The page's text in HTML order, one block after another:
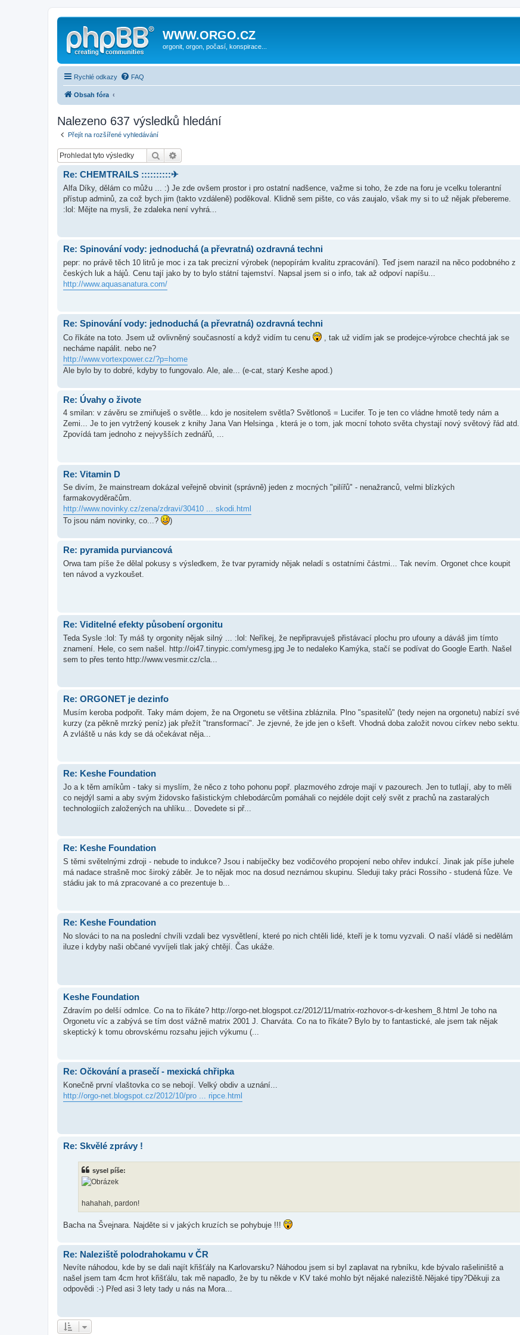
WWW.ORGO.CZ
orgonit, orgon, počasí, konspirace...
Rychlé odkazy FAQ
Obsah fóra
Nalezeno 637 výsledků hledání
Přejít na rozšířené vyhledávání
Hledat
Re: CHEMTRAILS ::::::::::✈
Alfa Díky, dělám co můžu ... :) Je zde ovšem prostor i pro ostatní nadšence, važme si toho, že zde na foru je vcelku tolerantní
přístup adminů, za což bych jim (takto vzdáleně) poděkoval. Klidně sem pište, co vás zaujalo, však my si to už nějak přebereme.
:lol: Mějte na mysli, že zdaleka není vyhrá...
Re: Spinování vody: jednoduchá (a převratná) ozdravná techni
pepr: no právě těch 10 litrů je moc i za tak precizní výrobek (nepopírám kvalitu zpracování). Teď jsem narazil na něco podobného z
českých luk a hájů. Cenu tají jako by to bylo státní tajemství. Napsal jsem si o info, tak až odpoví napíšu...
http://www.aquasanatura.com/
Re: Spinování vody: jednoduchá (a převratná) ozdravná techni
Co říkáte na toto. Jsem už ovlivněný současností a když vidím tu cenu
, tak už vidím jak se prodejce-výrobce chechtá jak se
necháme napálit. nebo ne?
http://www.vortexpower.cz/?p=home
Ale bylo by to dobré, kdyby to fungovalo. Ale, ale... (e-cat, starý Keshe apod.)
Re: Úvahy o živote
4 smilan: v závěru se zmiňuješ o světle... kdo je nositelem světla? Světlonoš = Lucifer. To je ten co vládne hmotě tedy nám a
Zemi... Je to jen vytržený kousek z knihy Jana Van Helsinga , která je o tom, jak mocní tohoto světa chystají nový světový řád atd.
Zpovídá tam jednoho z nejvyšších zednářů, ...
Re: Vitamin D
Se divím, že mainstream dokázal veřejně obvinit (správně) jeden z mocných "pilířů" - nenažranců, velmi blízkých
farmakovyděračům.
http://www.novinky.cz/zena/zdravi/30410 ... skodi.html
To jsou nám novinky, co...?
)
Re: pyramida purviancová
Orwa tam píše že dělal pokusy s výsledkem, že tvar pyramidy nějak neladí s ostatními částmi... Tak nevím. Orgonet chce koupit
ten návod a vyzkoušet.
Re: Viditelné efekty působení orgonitu
Teda Sysle :lol: Ty máš ty orgonity nějak silný ... :lol: Neříkej, že nepřipravuješ přistávací plochu pro ufouny a dáváš jim tímto
znamení. Hele, co sem našel. http://oi47.tinypic.com/ymesg.jpg Je to nedaleko Kamýka, stačí se podívat do Google Earth. Našel
sem to přes tento http://www.vesmir.cz/cla...
Re: ORGONET je dezinfo
Musím keroba podpořit. Taky mám dojem, že na Orgonetu se většina zbláznila. Plno "spasitelů" (tedy nejen na orgonetu) nabízí své
kurzy (za pěkně mrzký peníz) jak přežít "transformaci". Je zjevné, že jde jen o kšeft. Vhodná doba založit novou církev nebo sektu.
A zvláště u nás kdy se dá očekávat něja...
Re: Keshe Foundation
Jo a k těm amíkům - taky si myslím, že něco z toho pohonu popř. plazmového zdroje mají v pazourech. Jen to tutlají, aby to měli
co nejdýl sami a aby svým židovsko fašistickým chlebodárcům pomáhali co nejdéle dojit celý svět z prachů na zastaralých
technologiích založených na uhlíku... Dovedete si př...
Re: Keshe Foundation
S těmi světelnými zdroji - nebude to indukce? Jsou i nabíječky bez vodičového propojení nebo ohřev indukcí. Jinak jak píše juhele
má nadace strašně moc široký záběr. Je to nějak moc na dosud neznámou skupinu. Sleduji taky práci Rossiho - studená fůze. Ve
stádiu jak to má zpracované a co prezentuje b...
Re: Keshe Foundation
No slováci to na na poslední chvíli vzdali bez vysvětlení, které po nich chtěli lidé, kteří je k tomu vyzvali. O naší vládě si nedělám
iluze i kdyby naši občané vyvíjeli tlak jaký chtějí. Čas ukáže.
Keshe Foundation
Zdravím po delší odmlce. Co na to říkáte? http://orgo-net.blogspot.cz/2012/11/matrix-rozhovor-s-dr-keshem_8.html Je toho na
Orgonetu víc a zabývá se tím dost vážně matrix 2001 J. Charváta. Co na to říkáte? Bylo by to fantastické, ale jsem tak nějak
skeptický k tomu obrovskému rozsahu jejich výkumu (...
Re: Očkování a prasečí - mexická chřipka
Konečně první vlaštovka co se nebojí. Velký obdiv a uznání...
http://orgo-net.blogspot.cz/2012/10/pro ... ripce.html
Re: Skvělé zprávy !
sysel píše:
hahahah, pardon!
Bacha na Švejnara. Najděte si v jakých kruzích se pohybuje !!!
Re: Naleziště polodrahokamu v ČR
Nevíte náhodou, kde by se dali najít křišťály na Karlovarsku? Náhodou jsem si byl zaplavat na rybníku, kde bývalo rašeliniště a
našel jsem tam 4cm hrot křišťálu, tak mě napadlo, že by tu někde v KV také mohlo být nějaké naleziště.Nějaké tipy?Děkuji za
odpovědi :-) Před asi 3 lety tady u nás na Mora...